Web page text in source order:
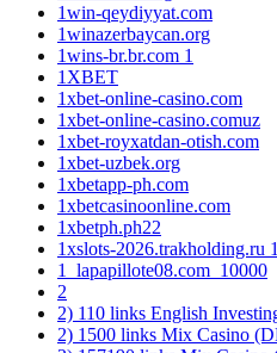
1win-qeydiyyat.com
1winazerbaycan.org
1wins-br.br.com 1
1XBET
1xbet-online-casino.com
1xbet-online-casino.comuz
1xbet-royxatdan-otish.com
1xbet-uzbek.org
1xbetapp-ph.com
1xbetcasinoonline.com
1xbetph.ph22
1xslots-2026.trakholding.ru
1_lapapillote08.com_10000
2
2) 110 links English
2) 1500 links Mix Casino